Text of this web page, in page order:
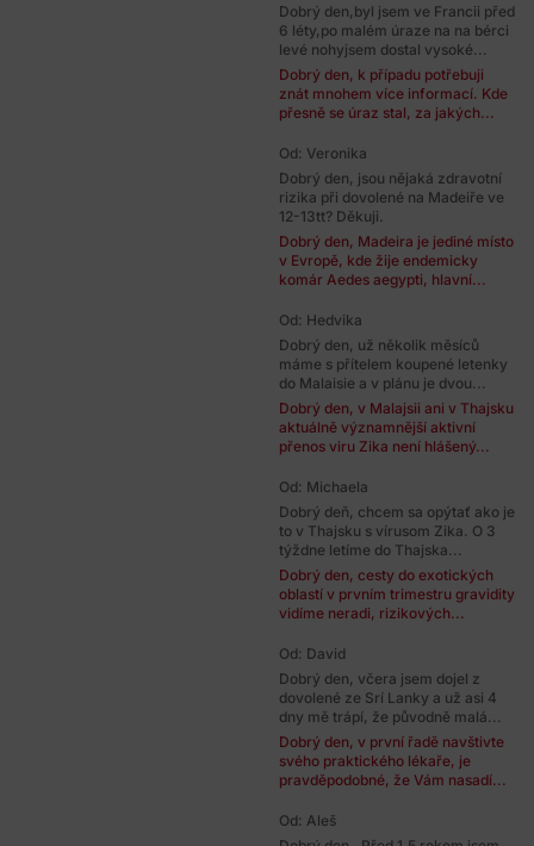
Dobrý den,byl jsem ve Francii před
6 léty,po malém úraze na na bérci
levé nohyjsem dostal vysoké...
Dobrý den, k případu potřebuji
znát mnohem více informací. Kde
přesně se úraz stal, za jakých...
Od: Veronika
Dobrý den, jsou nějaká zdravotní
rizika při dovolené na Madeiře ve
12-13tt? Děkuji.
Dobrý den, Madeira je jediné místo
v Evropě, kde žije endemicky
komár Aedes aegypti, hlavní...
Od: Hedvika
Dobrý den, už několik měsíců
máme s přítelem koupené letenky
do Malaisie a v plánu je dvou...
Dobrý den, v Malajsii ani v Thajsku
aktuálně významnější aktivní
přenos viru Zika není hlášený...
Od: Michaela
Dobrý deň, chcem sa opýtať ako je
to v Thajsku s vírusom Zika. O 3
týždne letíme do Thajska...
Dobrý den, cesty do exotických
oblastí v prvním trimestru gravidity
vidíme neradi, rizikových...
Od: David
Dobrý den, včera jsem dojel z
dovolené ze Srí Lanky a už asi 4
dny mě trápí, že původně malá...
Dobrý den, v první řadě navštivte
svého praktického lékaře, je
pravděpodobné, že Vám nasadí...
Od: Aleš